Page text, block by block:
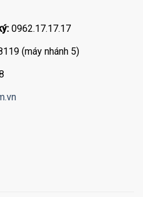
0962.17.17.17
(máy nhánh 5)